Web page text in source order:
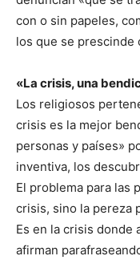
con o sin papeles,
los que se prescinde
«La crisis, una
Los religiosos
crisis es la mejor
personas y países»
inventiva, los
El problema para las
crisis, sino la pereza
Es en la crisis donde
afirman